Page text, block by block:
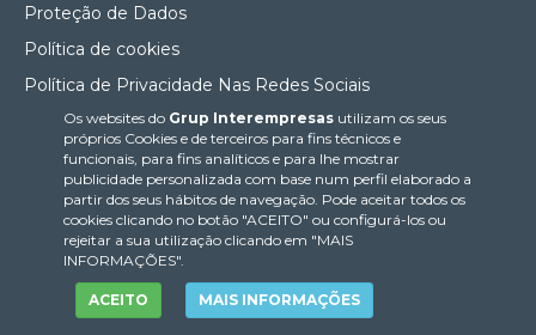
Os websites do Grup Interempresasutilizam os seus
próprios Cookies e de terceiros para fins técnicos e
funcionais, para fins analíticos e para lhe mostrar
publicidade personalizada com base num perfil elaborado a
partir dos seus hábitos de navegação. Pode aceitar todos os
cookies clicando no botão "ACEITO" ou configurá-los ou
rejeitar a sua utilização clicando em "MAIS
INFORMAÇÕES".
ACEITO MAIS INFORMAÇÕES
Proteção de Dados
Política de cookies
Política de Privacidade Nas Redes Sociais
Canal de denúncias
Colaborações editoriais